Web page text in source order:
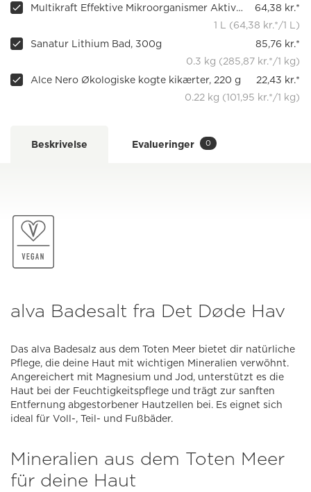
Multikraft Effektive Mikroorganismer Aktiv (EMa), 1 l
64,38 kr.*
1 L (64,38 kr.*/1 L)
Sanatur Lithium Bad, 300g
85,76 kr.*
0.3 kg (285,87 kr.*/1 kg)
Alce Nero Økologiske kogte kikærter, 220 g
22,43 kr.*
0.22 kg (101,95 kr.*/1 kg)
Beskrivelse Evalueringer 0
alva Badesalt fra Det Døde Hav
Das alva Badesalz aus dem Toten Meer bietet dir natürliche
Pflege, die deine Haut mit wichtigen Mineralien verwöhnt.
Angereichert mit Magnesium und Jod, unterstützt es die
Haut bei der Feuchtigkeitspflege und trägt zur sanften
Entfernung abgestorbener Hautzellen bei. Es eignet sich
ideal für Voll-, Teil- und Fußbäder.
Mineralien aus dem Toten Meer
für deine Haut